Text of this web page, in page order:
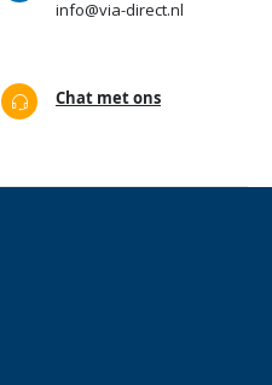
info@via-direct.nl
Chat met ons